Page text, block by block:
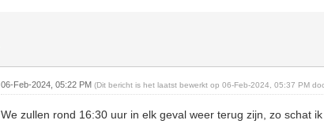
06-Feb-2024, 05:22 PM(Dit bericht is het laatst bewerkt op 06-Feb-2024, 05:37 PM
We zullen rond 16:30 uur in elk geval weer terug zijn, zo schat ik